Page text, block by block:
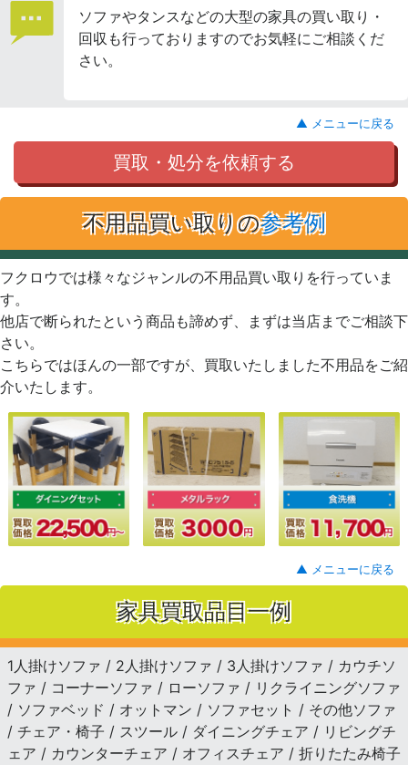
ソファやタンスなどの大型の家具の買い取り・
回収も行っておりますのでお気軽にご相談くだ
さい。
▲ メニューに戻る
買取・処分を依頼する
不用品買い取りの参考例
フクロウでは様々なジャンルの不用品買い取りを行っていま
す。
他店で断られたという商品も諦めず、まずは当店までご相談下
さい。
こちらではほんの一部ですが、買取いたしました不用品をご紹
介いたします。
▲ メニューに戻る
家具買取品目一例
1人掛けソファ / 2人掛けソファ / 3人掛けソファ / カウチソ
ファ / コーナーソファ / ローソファ / リクライニングソファ
/ ソファベッド / オットマン / ソファセット / その他ソファ
/ チェア・椅子 / スツール / ダイニングチェア / リビングチ
ェア / カウンターチェア / オフィスチェア / 折りたたみ椅子